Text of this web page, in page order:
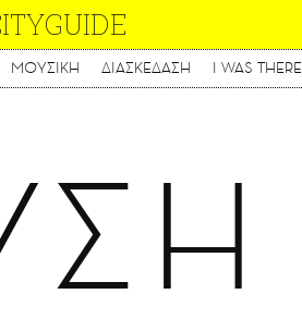
ΜΟΥΣΙΚΗ ΔΙΑΣΚΕΔΑΣΗ I WAS THERE